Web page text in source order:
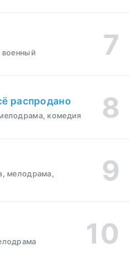
распродано
комедия
мелодрама,